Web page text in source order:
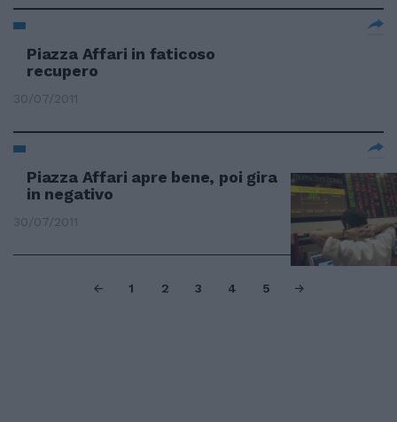
Piazza Affari in faticoso
recupero
30/07/2011
Piazza Affari apre bene, poi gira
in negativo
30/07/2011
1 2 3 4 5